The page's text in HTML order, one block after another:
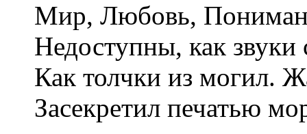
Мир, Любовь,
Недоступны, как звуки
Как толчки из могил.
Засекретил печатью